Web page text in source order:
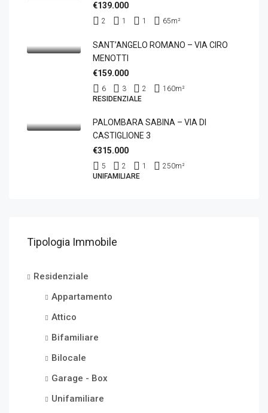
€139.000
2 1 1 65m²
SANT’ANGELO ROMANO – VIA CIRO
MENOTTI
€159.000
6 3 2 160m²
RESIDENZIALE
PALOMBARA SABINA – VIA DI
CASTIGLIONE 3
€315.000
5 2 1 250m²
UNIFAMILIARE
Tipologia Immobile
Residenziale
Appartamento
Attico
Bifamiliare
Bilocale
Garage - Box
Unifamiliare